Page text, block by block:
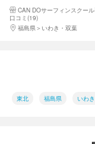
タル付き）
CAN DOサーフィンスクー
口コミ(19)
福島県
いわき・双葉
東北 福島県 いわ